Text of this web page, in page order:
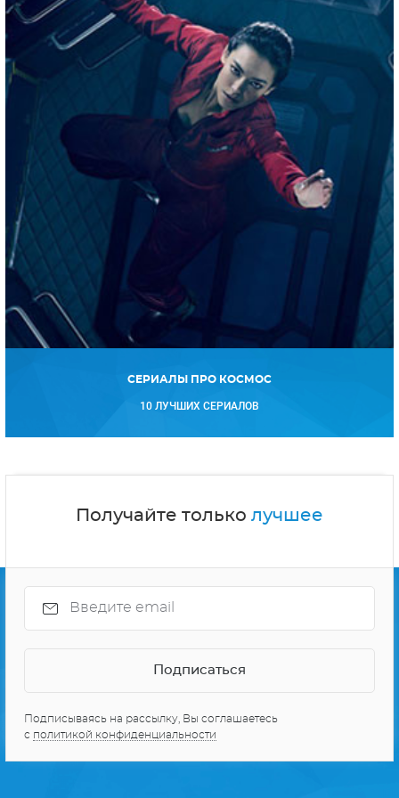
СЕРИАЛЫ ПРО КОСМОС
10 ЛУЧШИХ СЕРИАЛОВ
Получайте только лучшее
Подписываясь на рассылку, Вы соглашаетесь
с политикой конфиденциальности